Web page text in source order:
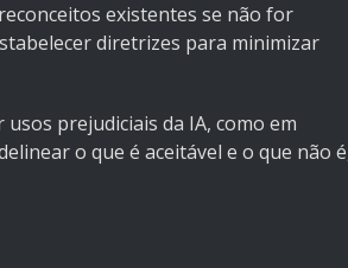
existentes se não for
diretrizes para minimizar
prejudiciais da IA, como em
o que é aceitável e o que não